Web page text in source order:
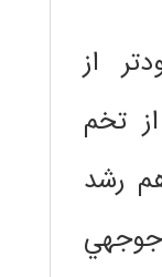
از
تخم
رشد
جوجهي